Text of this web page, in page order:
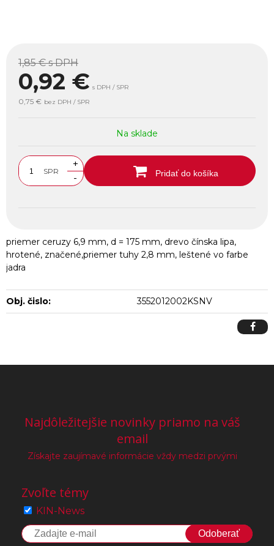
1,85 €s DPH
0,92 € s DPH / SPR
0,75 € bez DPH / SPR
Na sklade
SPR
+
-
Pridať do košíka
priemer ceruzy 6,9 mm, d = 175 mm, drevo čínska lipa,
hrotené, značené,priemer tuhy 2,8 mm, leštené vo farbe
jadra
Obj. čislo: 3552012002KSNV
Najdôležitejšie novinky priamo na váš
email
Získajte zaujímavé informácie vždy medzi prvými
Zvoľte témy
KIN-News
Odoberať